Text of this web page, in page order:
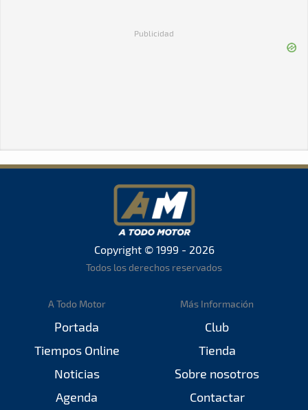
Publicidad
Copyright © 1999 - 2026
Todos los derechos reservados
A Todo Motor
Portada
Tiempos Online
Noticias
Agenda
Más Información
Club
Tienda
Sobre nosotros
Contactar